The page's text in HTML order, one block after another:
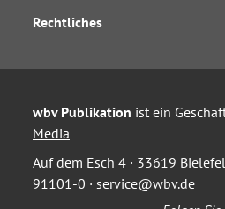
Rechtliches
wbv Publikation ist ein
Media
Auf dem Esch 4 · 33619
91101-0 · service@wbv.de